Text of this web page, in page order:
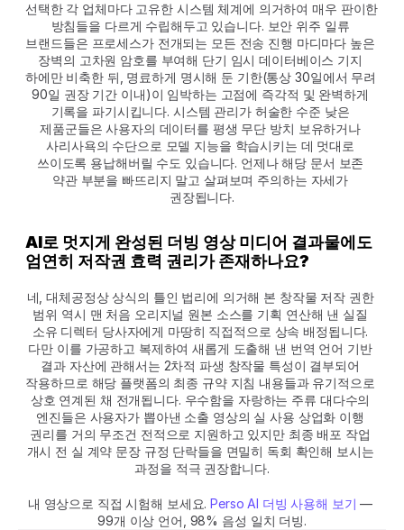
선택한 각 업체마다 고유한 시스템 체계에 의거하여 매우 판이한
방침들을 다르게 수립해두고 있습니다. 보안 위주 일류
브랜드들은 프로세스가 전개되는 모든 전송 진행 마디마다 높은
장벽의 고차원 암호를 부여해 단기 임시 데이터베이스 기지
하에만 비축한 뒤, 명료하게 명시해 둔 기한(통상 30일에서 무려
90일 권장 기간 이내)이 임박하는 고점에 즉각적 및 완벽하게
기록을 파기시킵니다. 시스템 관리가 허술한 수준 낮은
제품군들은 사용자의 데이터를 평생 무단 방치 보유하거나
사리사욕의 수단으로 모델 지능을 학습시키는 데 멋대로
쓰이도록 용납해버릴 수도 있습니다. 언제나 해당 문서 보존
약관 부분을 빠뜨리지 말고 살펴보며 주의하는 자세가
권장됩니다.
AI로 멋지게 완성된 더빙 영상 미디어 결과물에도
엄연히 저작권 효력 권리가 존재하나요?
네, 대체공정상 상식의 틀인 법리에 의거해 본 창작물 저작 권한
범위 역시 맨 처음 오리지널 원본 소스를 기획 연산해 낸 실질
소유 디렉터 당사자에게 마땅히 직접적으로 상속 배정됩니다.
다만 이를 가공하고 복제하여 새롭게 도출해 낸 번역 언어 기반
결과 자산에 관해서는 2차적 파생 창작물 특성이 결부되어
작용하므로 해당 플랫폼의 최종 규약 지침 내용들과 유기적으로
상호 연계된 채 전개됩니다. 우수함을 자랑하는 주류 대다수의
엔진들은 사용자가 뽑아낸 소출 영상의 실 사용 상업화 이행
권리를 거의 무조건 전적으로 지원하고 있지만 최종 배포 작업
개시 전 실 계약 문장 규정 단락들을 면밀히 독회 확인해 보시는
과정을 적극 권장합니다.
내 영상으로 직접 시험해 보세요. Perso AI 더빙 사용해 보기 —
99개 이상 언어, 98% 음성 일치 더빙.